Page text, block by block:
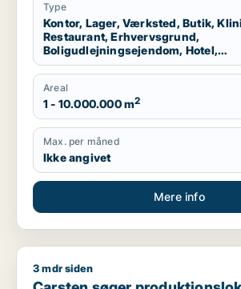
Type
Kontor, Lager, Værksted, Butik,
Restaurant, Erhvervsgrund,
Boligudlejningsejendom, Hotel,
Produktionslokaler
Areal
1 - 10.000.000 m2
Max. per måned
Ikke angivet
Mere info
Carsten søger produktionslokaler til
3 mdr siden